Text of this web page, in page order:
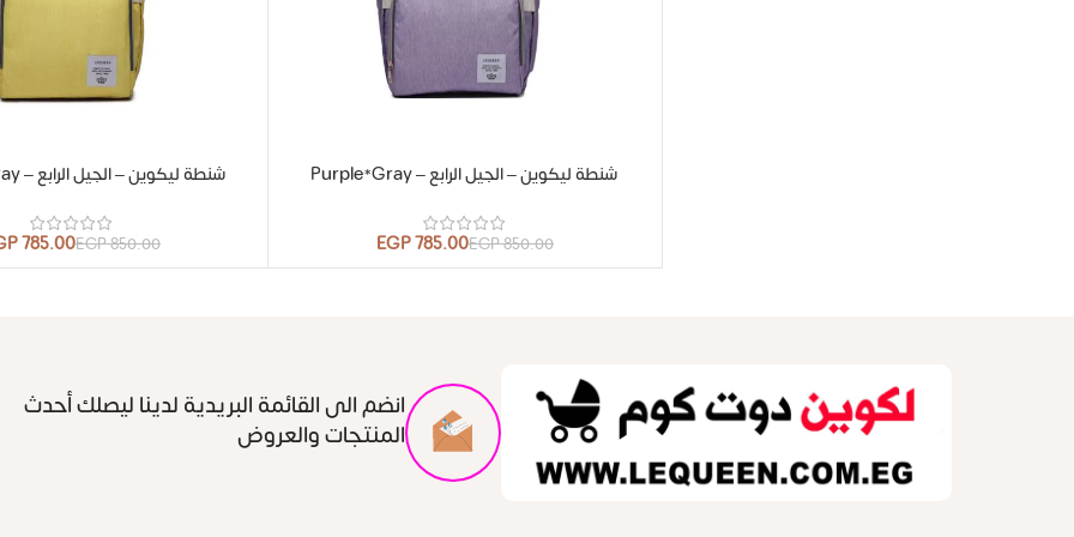
شنطة ليكوين – الجيل الرابع – Purple*Gray
850.00
EGP
785.00
EGP
شنطة ليكوين – الجيل الرابع – Yellow*Gray
850.00
EGP
785.00
انضم الى القائمة البريدية لدينا ليصلك أحدث
المنتجات والعروض